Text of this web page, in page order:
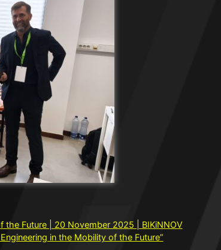
the Future | 20 November 2025 | BIKiNNOV
in the Mobility of the Future”